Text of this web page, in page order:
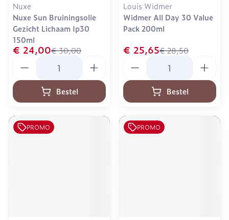
Nuxe
Nuxe Sun Bruiningsolie
Gezicht Lichaam Ip30
150ml
€ 30,00
€ 24,00
Bestel
Louis Widmer
Widmer All Day 30 Value
Pack 200ml
€ 28,50
€ 25,65
Bestel
PROMO PROMO